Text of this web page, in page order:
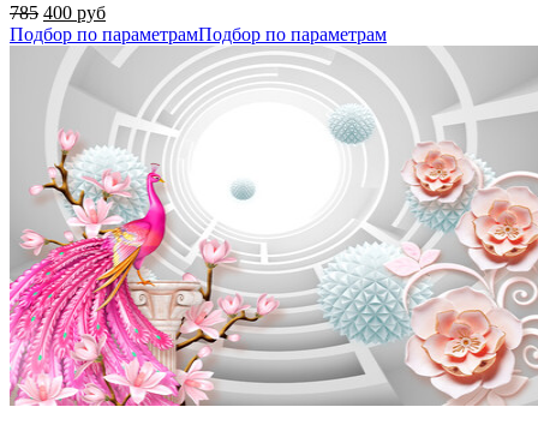
785 400 руб
Подбор по параметрамПодбор по параметрам